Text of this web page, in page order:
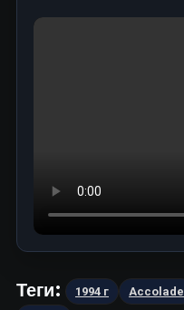
Теги: 1994 г Accolade